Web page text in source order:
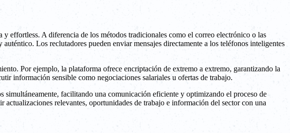
effortless. A diferencia de los métodos tradicionales como el correo electrónico o las
Los reclutadores pueden enviar mensajes directamente a los teléfonos inteligentes
Por ejemplo, la plataforma ofrece encriptación de extremo a extremo, garantizando la
información sensible como negociaciones salariales u ofertas de trabajo.
facilitando una comunicación eficiente y optimizando el proceso de
relevantes, oportunidades de trabajo e información del sector con una